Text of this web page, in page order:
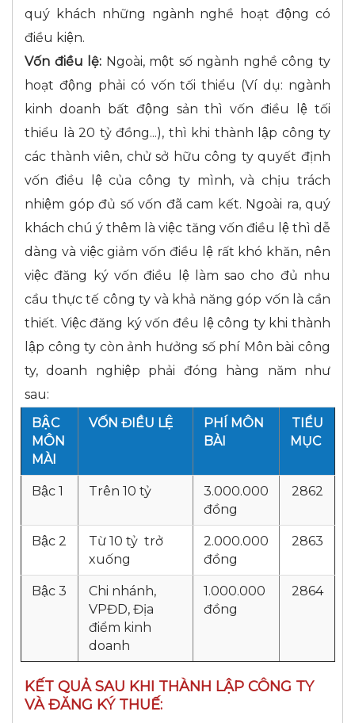
quý khách những ngành nghề hoạt động có
điều kiện.
Vốn điều lệ: Ngoài, một số ngành nghề công ty
hoạt động phải có vốn tối thiểu (Ví dụ: ngành
kinh doanh bất động sản thì vốn điều lệ tối
thiểu là 20 tỷ đồng...), thì khi thành lập công ty
các thành viên, chử sở hữu công ty quyết định
vốn điều lệ của công ty mình, và chịu trách
nhiệm góp đủ số vốn đã cam kết. Ngoài ra, quý
khách chú ý thêm là việc tăng vốn điều lệ thì dễ
dàng và việc giảm vốn điều lệ rất khó khăn, nên
việc đăng ký vốn điều lệ làm sao cho đủ nhu
cầu thực tế công ty và khả năng góp vốn là cần
thiết. Việc đăng ký vốn đều lệ công ty khi thành
lập công ty còn ảnh hưởng số phí Môn bài công
ty, doanh nghiệp phải đóng hàng năm như
sau:
BẬC
MÔN
MÀI
VỐN ĐIỀU LỆ
PHÍ MÔN
BÀI
TIỂU
MỤC
Bậc 1 Trên 10 tỷ
3.000.000
đồng
2862
Bậc 2
Từ 10 tỷ trở
xuống
2.000.000
đồng
2863
Bậc 3
Chi nhánh,
VPĐD, Địa
điểm kinh
doanh
1.000.000
đồng
2864
KẾT QUẢ SAU KHI THÀNH LẬP CÔNG TY
VÀ ĐĂNG KÝ THUẾ: